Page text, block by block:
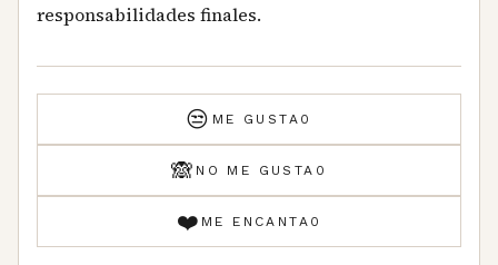
responsabilidades finales.
😒 ME GUSTA 0
🙈 NO ME GUSTA 0
❤️ ME ENCANTA 0